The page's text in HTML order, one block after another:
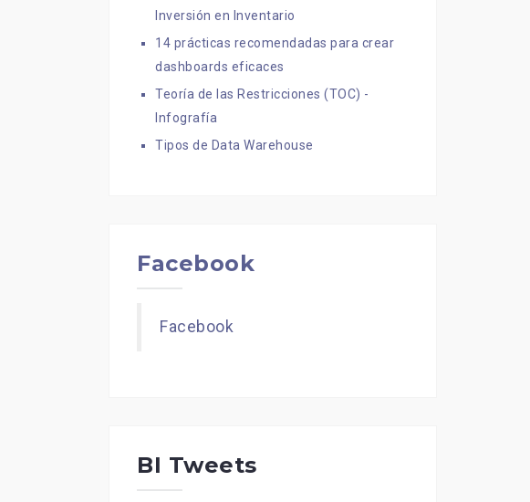
Inversión en Inventario
14 prácticas recomendadas para crear
dashboards eficaces
Teoría de las Restricciones (TOC) -
Infografía
Tipos de Data Warehouse
Facebook
Facebook
BI Tweets